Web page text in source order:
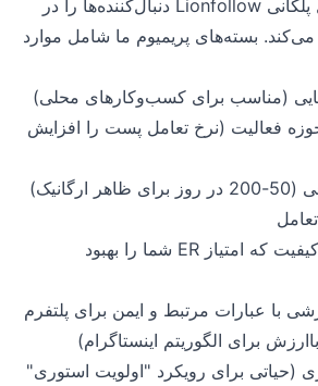
می‌کند، سیستم تحویل پلکانی Lionfollow دنبال‌کننده‌ها را در
بسته‌های پریمیوم ما شامل موارد
(مناسب برای کسب‌وکارهای محلی)
فعالیت (نرخ تعامل پست را افزایش
لایک‌ها و کامنت‌های باکیفیت که امتیاز ER شما را بهبود
با عبارات مرتبط و ایمن برای پلتفرم
برای الگوریتم اینستاگرام)
(حیاتی برای رویکرد "اولویت استوری"